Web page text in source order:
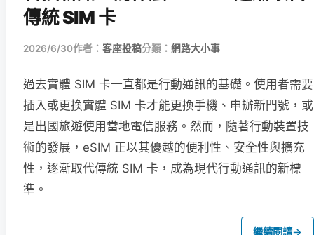
傳統 SIM 卡
2026/6/30作者： 客座投稿分類： 網路大小事
過去實體 SIM 卡一直都是行動通訊的基礎。使用者需要
插入或更換實體 SIM 卡才能更換手機、申辦新門號，或
是出國旅遊使用當地電信服務。然而，隨著行動裝置技
術的發展，eSIM 正以其優越的便利性、安全性與擴充
性，逐漸取代傳統 SIM 卡，成為現代行動通訊的新標
準。
繼續閱讀→